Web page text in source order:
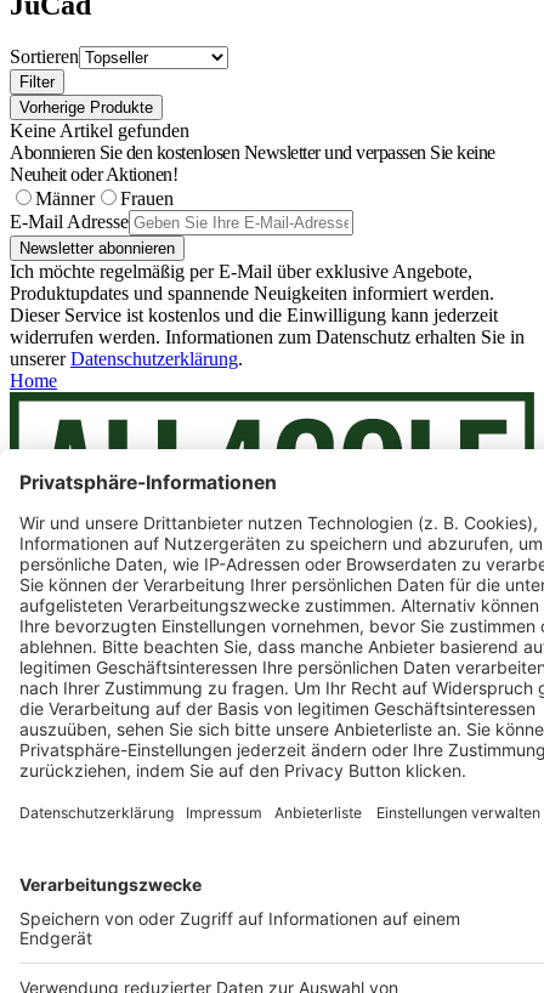
Sortieren
Filter
Vorherige Produkte
Keine Artikel gefunden
Abonnieren Sie den kostenlosen Newsletter und verpassen Sie keine
Neuheit oder Aktionen!
Männer
Frauen
E-Mail Adresse
Newsletter abonnieren
Ich möchte regelmäßig per E-Mail über exklusive Angebote,
Produktupdates und spannende Neuigkeiten informiert werden.
Dieser Service ist kostenlos und die Einwilligung kann jederzeit
widerrufen werden. Informationen zum Datenschutz erhalten Sie in
unsererDatenschutzerklärung.
Home
FacebookYouTubeInstagram
Auf- / Zuklappen ALL4GOLF
ALL4GOLF Auf- / Zuklappen ALL4GOLF
Über Uns
Karriere
Gutscheine & Aktionen
Auf- / Zuklappen Ressourcen
Ressourcen
Auf- / Zuklappen Ressourcen
Store Hannover
Custom Online Fitting
Lexikon
Logobälle
Teambekleidung